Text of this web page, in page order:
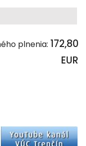
plnenia: 172,80
EUR